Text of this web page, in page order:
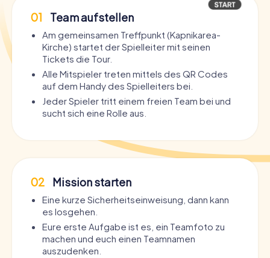
01 Team aufstellen
Am gemeinsamen Treffpunkt (Kapnikarea-
Kirche) startet der Spielleiter mit seinen
Tickets die Tour.
Alle Mitspieler treten mittels des QR Codes
auf dem Handy des Spielleiters bei.
Jeder Spieler tritt einem freien Team bei und
sucht sich eine Rolle aus.
02 Mission starten
Eine kurze Sicherheitseinweisung, dann kann
es losgehen.
Eure erste Aufgabe ist es, ein Teamfoto zu
machen und euch einen Teamnamen
auszudenken.